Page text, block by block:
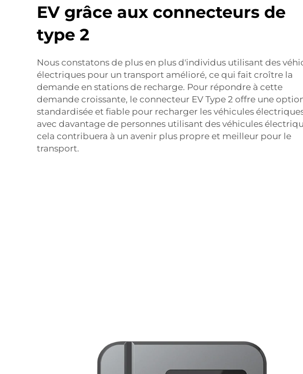
EV grâce aux connecteurs de
type 2
Nous constatons de plus en plus d'individus utilisant des
électriques pour un transport amélioré, ce qui fait croître la
demande en stations de recharge. Pour répondre à cette
demande croissante, le connecteur EV Type 2 offre une
standardisée et fiable pour recharger les véhicules
avec davantage de personnes utilisant des véhicules
cela contribuera à un avenir plus propre et meilleur pour le
transport.